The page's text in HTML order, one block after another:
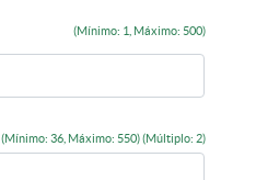
(Mínimo: 1, Máximo: 500)
(Mínimo: 36, Máximo: 550) (Múltiplo: 2)